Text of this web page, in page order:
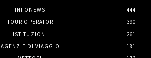
INFONEWS
444
TOUR OPERATOR
390
ISTITUZIONI
261
AGENZIE DI VIAGGIO
181